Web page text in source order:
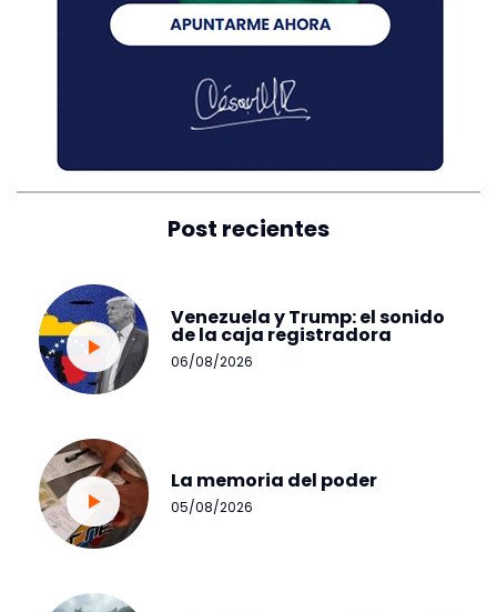
Post recientes
Venezuela y Trump: el sonido
de la caja registradora
06/08/2026
La memoria del poder
05/08/2026